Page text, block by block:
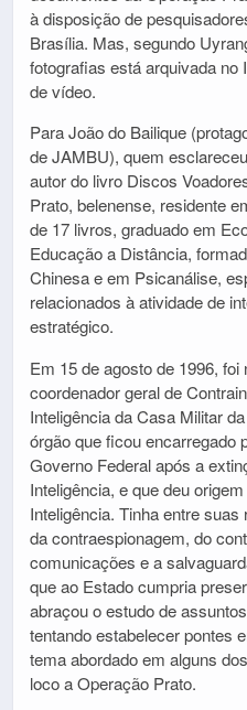
à disposição de
Brasília. Mas, segundo
fotografias está arquivada
de vídeo.
Para João do Bailique
de JAMBU), quem
autor do livro Discos
Prato, belenense, residente
de 17 livros, graduado em
Educação a Distância,
Chinesa e em Psicanálise,
relacionados à atividade de
estratégico.
Em 15 de agosto de 1996,
coordenador geral de
Inteligência da Casa Militar
órgão que ficou encarregado
Governo Federal após a
Inteligência, e que deu
Inteligência. Tinha entre
da contraespionagem, do
comunicações e a
que ao Estado cumpria
abraçou o estudo de
tentando estabelecer pontes
tema abordado em alguns
loco a Operação Prato.